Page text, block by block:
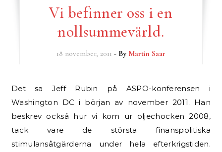
Vi befinner oss i en
nollsummevärld.
18 november, 2011 - By Martin Saar
Det sa Jeff Rubin på ASPO-konferensen i
Washington DC i början av november 2011. Han
beskrev också hur vi kom ur oljechocken 2008,
tack vare de största finanspolitiska
stimulansåtgärderna under hela efterkrigstiden.